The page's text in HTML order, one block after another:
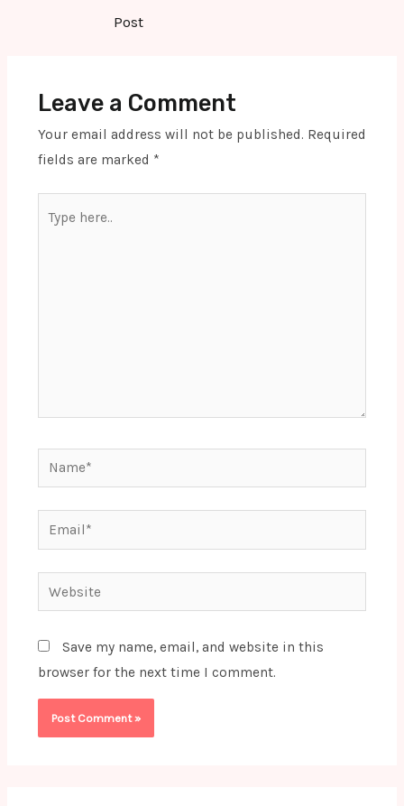
Post
Leave a Comment
Your email address will not be published. Required
fields are marked *
here..
Name*
Email*
Website
Save my name, email, and website in this
browser for the next time I comment.